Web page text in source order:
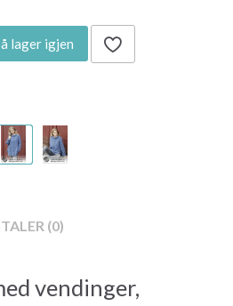
lager igjen
(0)
vendinger,